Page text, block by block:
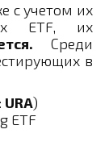
с учетом их
ETF, их
Среди
в
URA)
ETF